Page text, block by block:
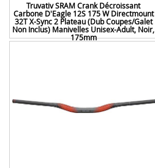
Truvativ SRAM Crank Décroissant
Carbone D'Eagle 12S 175 W Directmount
32T X-Sync 2 Plateau (Dub Coupes/Galet
Non Inclus) Manivelles Unisex-Adult, Noir,
175mm